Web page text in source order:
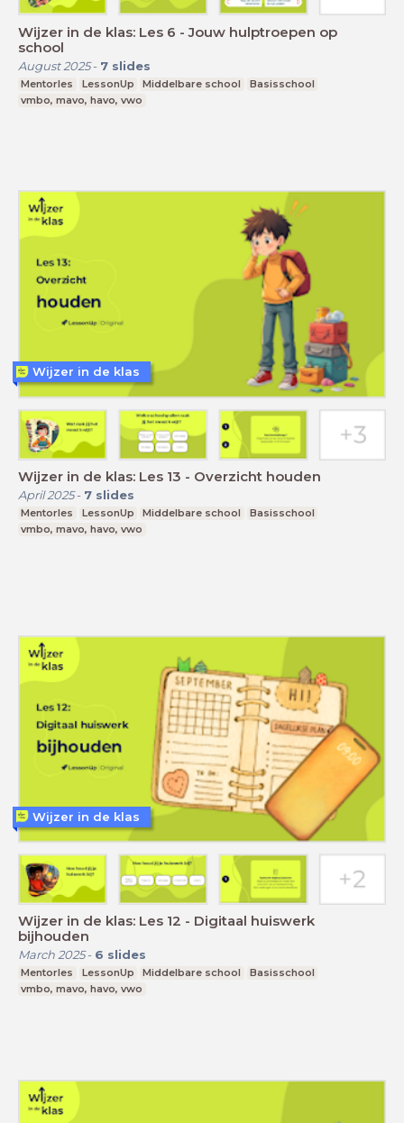
Wijzer in de klas: Les 6 - Jouw hulptroepen op
school
August 2025- 7 slides
Mentorles LessonUp Middelbare school
Basisschool
vmbo, mavo, havo, vwo
Wijzer in de klas: Les 13 - Overzicht houden
April 2025- 7 slides
Mentorles LessonUp Middelbare school
Basisschool
vmbo, mavo, havo, vwo
Wijzer in de klas
Wijzer in de klas: Les 12 - Digitaal huiswerk
bijhouden
March 2025- 6 slides
Mentorles LessonUp Middelbare school
Basisschool
vmbo, mavo, havo, vwo
Wijzer in de klas